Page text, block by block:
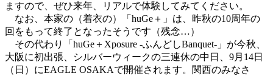
ますので、ぜひ来年、リアルで体験してみてください。
なお、本家の（着衣の）「huGe＋」は、昨秋の10周年の
回をもって終了となったそうです（残念…）
その代わり「huGe＋Xposure -ふんどしBanquet-」が今秋、
大阪に初出張、シルバーウィークの三連休の中日、9月14日
（日）にEAGLE OSAKAで開催されます。関西のみなさ